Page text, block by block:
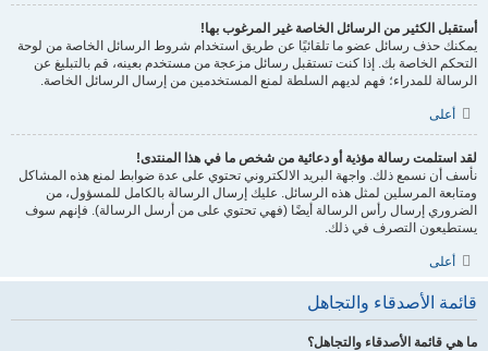
أستقبل الكثير من الرسائل الخاصة غير المرغوب بها!
يمكنك حذف رسائل عضو ما تلقائيًا عن طريق استخدام شروط الرسائل الخاصة من لوحة
التحكم الخاصة بك. إذا كنت تستقبل رسائل مزعجة من مستخدم بعينه، قم بالتبليغ عن
الرسالة للمدراء؛ فهم لديهم السلطة لمنع المستخدمين من إرسال الرسائل الخاصة.
أعلى
لقد استلمت رسالة مؤذية أو دعائية من شخص ما في هذا المنتدى!
نأسف أن نسمع ذلك. واجهة البريد الالكتروني تحتوي على عدة ضوابط لمنع هذه المشاكل
ومتابعة المرسلين لمثل هذه الرسائل. عليك إرسال الرسالة بالكامل للمسؤول، من
الضروري إرسال رأس الرسالة أيضًا (فهي تحتوي على من أرسل الرسالة). فإنهم سوف
يستطيعون التصرف في ذلك.
أعلى
قائمة الأصدقاء والتجاهل
ما هي قائمة الأصدقاء والتجاهل؟